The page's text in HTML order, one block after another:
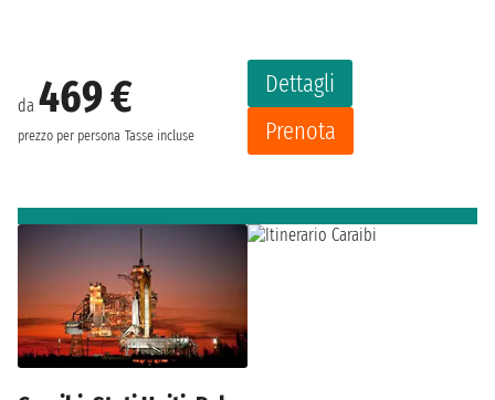
da 469 €
prezzo per persona Tasse incluse
Dettagli
Prenota